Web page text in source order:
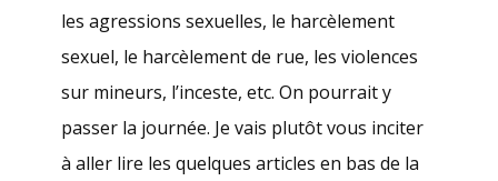
les agressions sexuelles, le harcèlement
sexuel, le harcèlement de rue, les violences
sur mineurs, l’inceste, etc. On pourrait y
passer la journée. Je vais plutôt vous inciter
à aller lire les quelques articles en bas de la